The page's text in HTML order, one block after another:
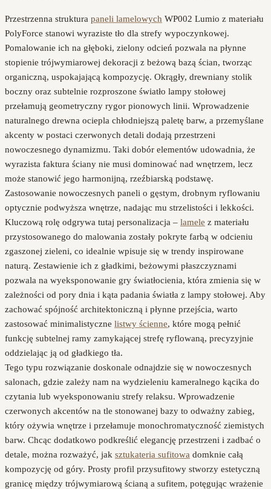
Przestrzenna struktura paneli lamelowych WP002 Lumio z materiału
PolyForce stanowi wyraziste tło dla strefy wypoczynkowej.
Pomalowanie ich na głęboki, zielony odcień pozwala na płynne
stopienie trójwymiarowej dekoracji z beżową bazą ścian, tworząc
organiczną, uspokajającą kompozycję. Okrągły, drewniany stolik
boczny oraz subtelnie rozproszone światło lampy stołowej
przełamują geometryczny rygor pionowych linii. Wprowadzenie
naturalnego drewna ociepla chłodniejszą paletę barw, a przemyślane
akcenty w postaci czerwonych detali dodają przestrzeni
nowoczesnego dynamizmu. Taki dobór elementów udowadnia, że
wyrazista faktura ściany nie musi dominować nad wnętrzem, lecz
może stanowić jego harmonijną, rzeźbiarską podstawę.
Zastosowanie nowoczesnych paneli o gęstym, drobnym ryflowaniu
optycznie podwyższa wnętrze, nadając mu strzelistości i lekkości.
Kluczową rolę odgrywa tutaj personalizacja – lamele z materiału
przystosowanego do malowania zostały pokryte farbą w odcieniu
zgaszonej zieleni, co idealnie wpisuje się w trendy inspirowane
naturą. Zestawienie ich z gładkimi, beżowymi płaszczyznami
pozwala na wyeksponowanie gry światłocienia, która zmienia się w
zależności od pory dnia i kąta padania światła z lampy stołowej. Aby
zachować spójność architektoniczną i płynne przejścia, warto
zastosować minimalistyczne listwy ścienne, które mogą pełnić
funkcję subtelnej ramy zamykającej strefę ryflowaną, precyzyjnie
oddzielając ją od gładkiego tła.
Tego typu rozwiązanie doskonale odnajdzie się w nowoczesnych
salonach, gdzie zależy nam na wydzieleniu kameralnego kącika do
czytania lub wyeksponowaniu strefy relaksu. Wprowadzenie
czerwonych akcentów na tle stonowanej bazy to odważny zabieg,
który ożywia wnętrze i przełamuje monochromatyczność ziemistych
barw. Chcąc dodatkowo podkreślić elegancję przestrzeni i zadbać o
detale, można rozważyć, jak sztukateria sufitowa domknie całą
kompozycję od góry. Prosty profil przysufitowy stworzy estetyczną
granicę między trójwymiarową ścianą a sufitem, potęgując wrażenie